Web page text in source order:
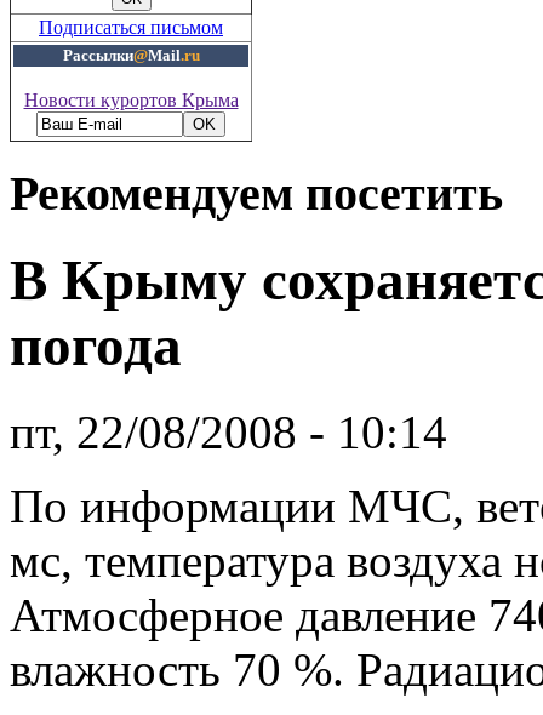
Подписаться письмом
Рассылки@Mail.ru
Новости курортов Крыма
Рекомендуем посетить
В Крыму
погода
пт, 22/08/2008 - 10:14
По информации МЧС,
мс, температура
Атмосферное давление
влажность 70 %.